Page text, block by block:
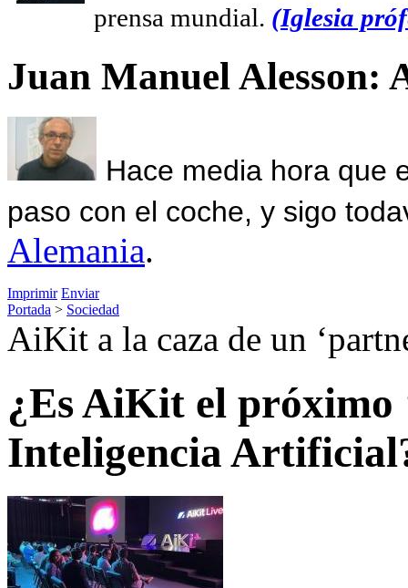
prensa mundial. (Iglesia
Juan Manuel Alesson:
Hace media hora que
paso con el coche, y sigo
Alemania.
Imprimir Enviar
Portada > Sociedad
AiKit a la caza de un
¿Es AiKit el próximo
Inteligencia